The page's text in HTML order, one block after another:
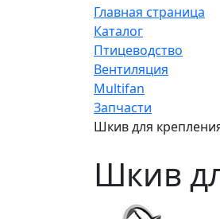
Главная страница
Каталог
Птицеводство
Вентиляция
Multifan
Запчасти
Шкив для
Шкив